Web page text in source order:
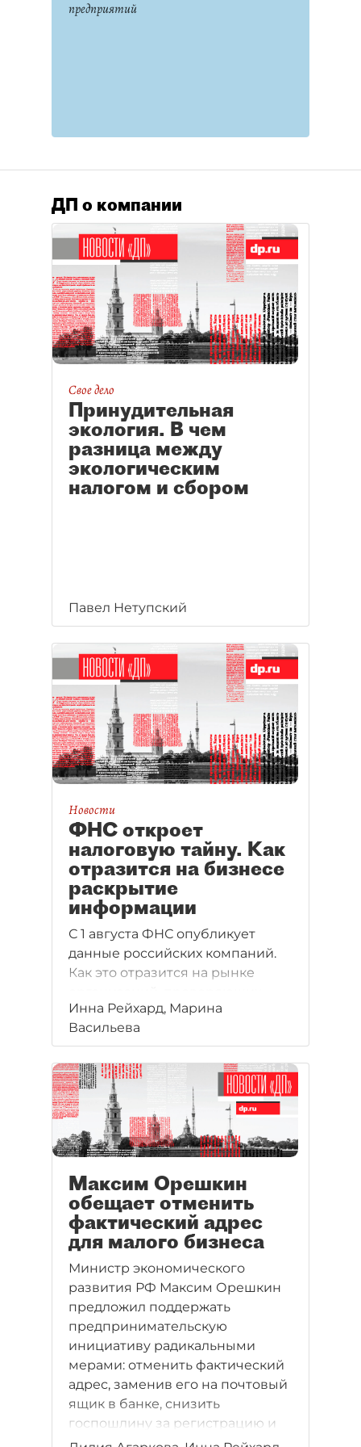
предприятий
ДП о компании
Свое дело
Принудительная
экология. В чем
разница между
экологическим
налогом и сбором
Павел Нетупский
Новости
ФНС откроет
налоговую тайну. Как
отразится на бизнесе
раскрытие
информации
С 1 августа ФНС опубликует
данные российских компаний.
Как это отразится на рынке
контрагентов, исследовал "ДП".
Инна Рейхард, Марина
Васильева
Максим Орешкин
обещает отменить
фактический адрес
для малого бизнеса
Министр экономического
развития РФ Максим Орешкин
предложил поддержать
предпринимательскую
инициативу радикальными
мерами: отменить фактический
адрес, заменив его на почтовый
ящик в банке, снизить
госпошлину за регистрацию и
так далее. Хорошо бы это не